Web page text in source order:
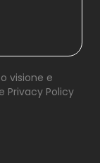
visione e
Privacy Policy